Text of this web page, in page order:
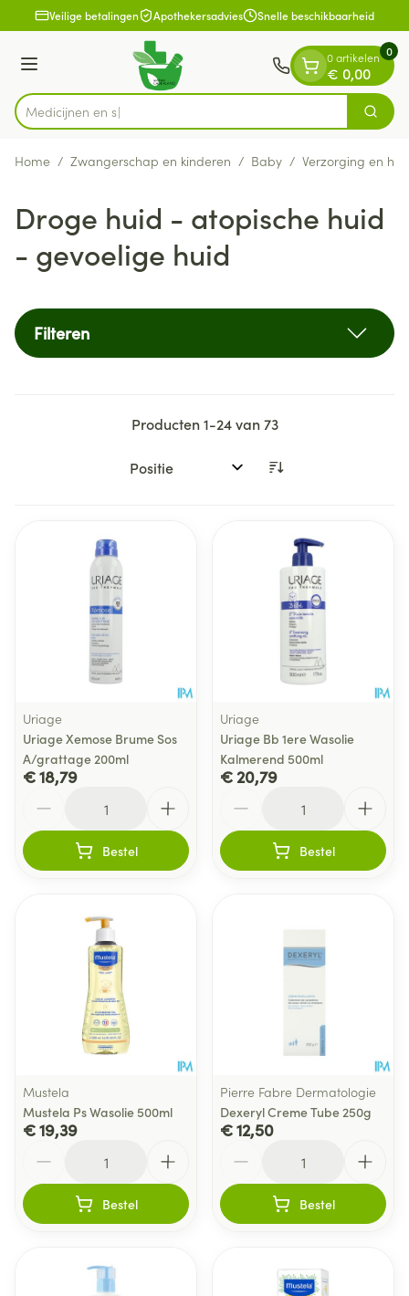
Ga naar de inhoud
1 van 1Veilige betalingen Apothekersadvies Snelle beschikbaarheid
Menu
Product, merk, categorie... Zoek
0 artikelen
€ 0,00
0
Home / Zwangerschap en kinderen / Baby / Verzorging en
Droge huid - atopische huid
- gevoelige huid
Filteren
Producten1-24van73
Sorteer op:
Uriage
Uriage Xemose Brume Sos
A/grattage 200ml
€ 18,79
Bestel
Uriage
Uriage Bb 1ere Wasolie
Kalmerend 500ml
€ 20,79
Bestel
Mustela
Mustela Ps Wasolie 500ml
€ 19,39
Bestel
Pierre Fabre Dermatologie
Dexeryl Creme Tube 250g
€ 12,50
Bestel